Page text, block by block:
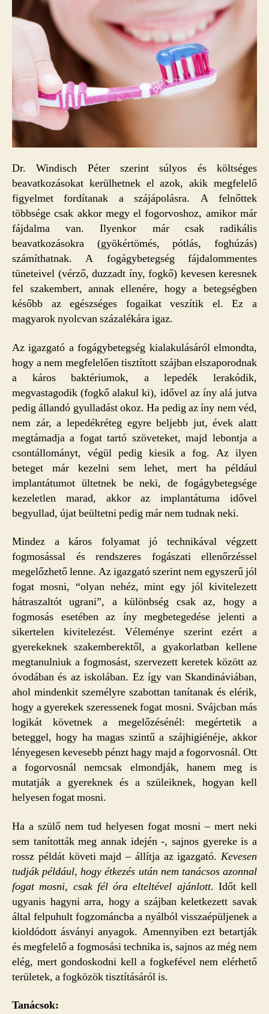
Dr. Windisch Péter szerint súlyos és költséges
beavatkozásokat kerülhetnek el azok, akik megfelelő
figyelmet fordítanak a szájápolásra. A felnőttek
többsége csak akkor megy el fogorvoshoz, amikor már
fájdalma van. Ilyenkor már csak radikális
beavatkozásokra (gyökértömés, pótlás, foghúzás)
számíthatnak. A fogágybetegség fájdalommentes
tüneteivel (vérző, duzzadt íny, fogkő) kevesen keresnek
fel szakembert, annak ellenére, hogy a betegségben
később az egészséges fogaikat veszítik el. Ez a
magyarok nyolcvan százalékára igaz.
Az igazgató a fogágybetegség kialakulásáról elmondta,
hogy a nem megfelelően tisztított szájban elszaporodnak
a káros baktériumok, a lepedék lerakódik,
megvastagodik (fogkő alakul ki), idővel az íny alá jutva
pedig állandó gyulladást okoz. Ha pedig az íny nem véd,
nem zár, a lepedékréteg egyre beljebb jut, évek alatt
megtámadja a fogat tartó szöveteket, majd lebontja a
csontállományt, végül pedig kiesik a fog. Az ilyen
beteget már kezelni sem lehet, mert ha például
implantátumot ültetnek be neki, de fogágybetegsége
kezeletlen marad, akkor az implantátuma idővel
begyullad, újat beültetni pedig már nem tudnak neki.
Mindez a káros folyamat jó technikával végzett
fogmosással és rendszeres fogászati ellenőrzéssel
megelőzhető lenne. Az igazgató szerint nem egyszerű jól
fogat mosni, “olyan nehéz, mint egy jól kivitelezett
hátraszaltót ugrani”, a különbség csak az, hogy a
fogmosás esetében az íny megbetegedése jelenti a
sikertelen kivitelezést. Véleménye szerint ezért a
gyerekeknek szakemberektől, a gyakorlatban kellene
megtanulniuk a fogmosást, szervezett keretek között az
óvodában és az iskolában. Ez így van Skandináviában,
ahol mindenkit személyre szabottan tanítanak és elérik,
hogy a gyerekek szeressenek fogat mosni. Svájcban más
logikát követnek a megelőzésénél: megértetik a
beteggel, hogy ha magas szintű a szájhigiénéje, akkor
lényegesen kevesebb pénzt hagy majd a fogorvosnál. Ott
a fogorvosnál nemcsak elmondják, hanem meg is
mutatják a gyereknek és a szüleiknek, hogyan kell
helyesen fogat mosni.
Ha a szülő nem tud helyesen fogat mosni – mert neki
sem tanították meg annak idején -, sajnos gyereke is a
rossz példát követi majd – állítja az igazgató. Kevesen
tudják például, hogy étkezés után nem tanácsos azonnal
fogat mosni, csak fél óra elteltével ajánlott. Időt kell
ugyanis hagyni arra, hogy a szájban keletkezett savak
által felpuhult fogzománcba a nyálból visszaépüljenek a
kioldódott ásványi anyagok. Amennyiben ezt betartják
és megfelelő a fogmosási technika is, sajnos az még nem
elég, mert gondoskodni kell a fogkefével nem elérhető
területek, a fogközök tisztításáról is.
Tanácsok: